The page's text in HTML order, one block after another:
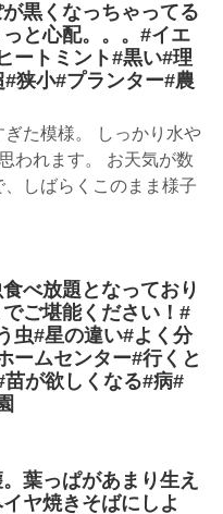
黒くなっちゃってる
と心配。。。#イエ
ートミント#黒い#理
狭小#プランター#農
ぎた模様。 しっかり水や
われます。 お天気が数
、しばらくこのまま様子
べ放題となっており
ご堪能ください！#
虫#星の違い#よく分
ームセンター#行くと
が欲しくなる#病#
葉っぱがあまり生え
ヤ焼きそばにしよ